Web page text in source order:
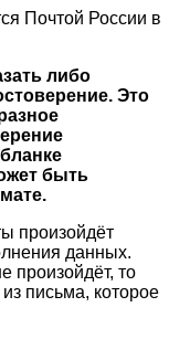
Почтой России в
либо
Это
быть
произойдёт
данных.
произойдёт, то
письма, которое